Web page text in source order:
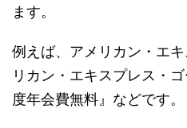
ます。
例えば、アメリカン・エ
リカン・エキスプレス・
度年会費無料』などです。